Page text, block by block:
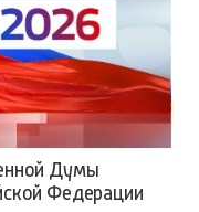
Думы
Федерации